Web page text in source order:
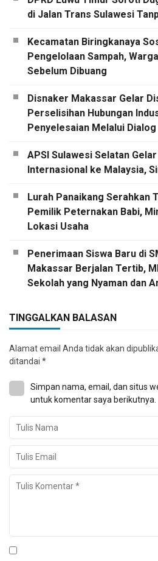
di Jalan Trans Sulawesi
Kecamatan Biringkanaya
Pengelolaan Sampah,
Sebelum Dibuang
Disnaker Makassar Gelar
Perselisihan Hubungan
Penyelesaian Melalui Dialog
APSI Sulawesi Selatan
Internasional ke Malaysia,
Lurah Panaikang Serahkan
Pemilik Peternakan Babi,
Lokasi Usaha
Penerimaan Siswa Baru di
Makassar Berjalan Tertib,
Sekolah yang Nyaman dan
TINGGALKAN BALASAN
Alamat email Anda tidak akan
ditandai *
Simpan nama, email, dan situs
untuk komentar saya berikutnya.